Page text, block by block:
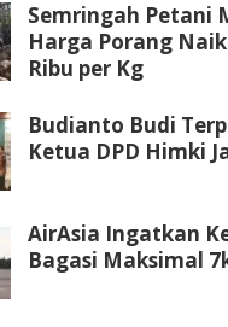
Semringah Petani
Harga Porang Naik
Ribu per Kg
Budianto Budi
Ketua DPD Himki
AirAsia Ingatkan
Bagasi Maksimal